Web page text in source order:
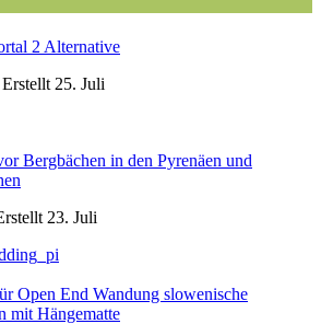
2 Alternative
Erstellt 25. Juli
Bergbächen in den Pyrenäen und
23. Juli
Open End Wandung slowenische
mit Hängematte